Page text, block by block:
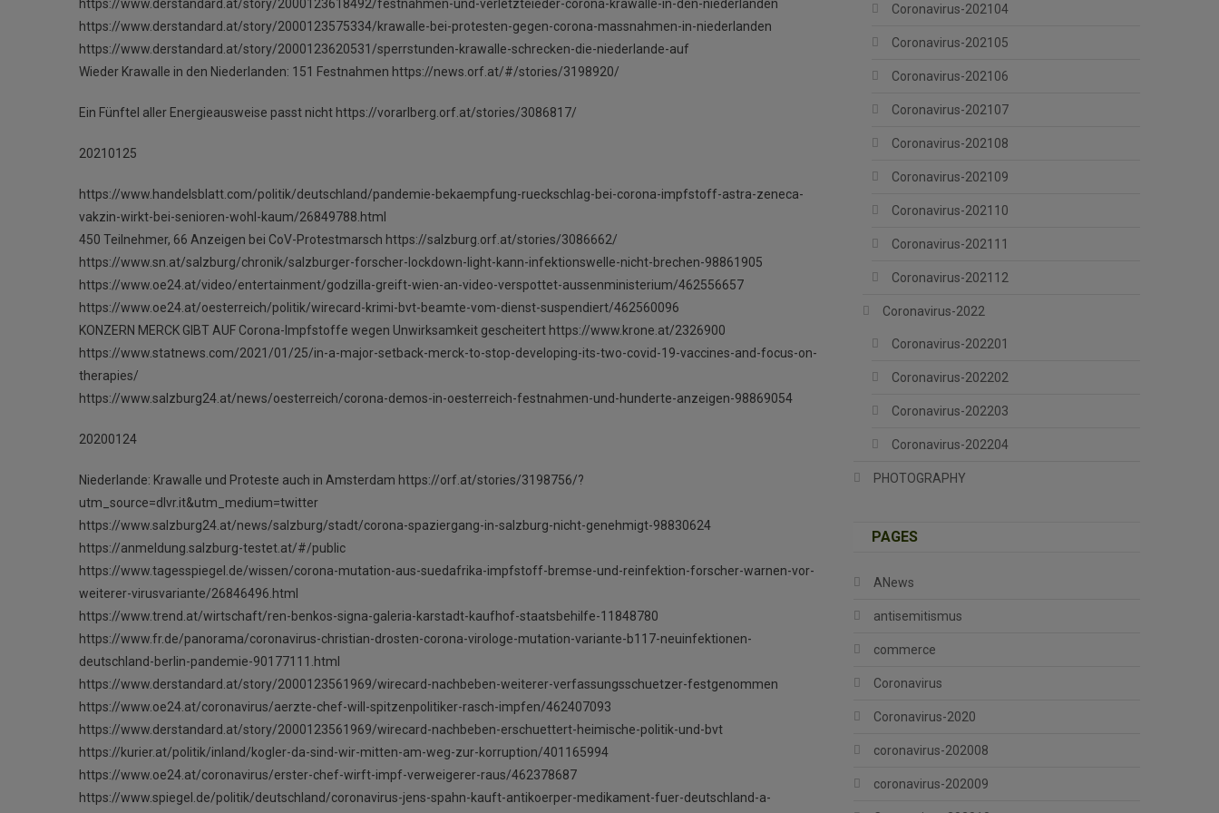
https://www.derstandard.at/story/2000123618492/festnahmen-und-verletzteieder-corona-krawalle-in-den-niederlanden
https://www.derstandard.at/story/2000123575334/krawalle-bei-protesten-gegen-corona-massnahmen-in-niederlanden
https://www.derstandard.at/story/2000123620531/sperrstunden-krawalle-schrecken-die-niederlande-auf
Wieder Krawalle in den Niederlanden: 151 Festnahmen https://news.orf.at/#/stories/3198920/
Ein Fünftel aller Energieausweise passt nicht https://vorarlberg.orf.at/stories/3086817/
20210125
https://www.handelsblatt.com/politik/deutschland/pandemie-bekaempfung-rueckschlag-bei-corona-impfstoff-astra-zeneca-
vakzin-wirkt-bei-senioren-wohl-kaum/26849788.html
450 Teilnehmer, 66 Anzeigen bei CoV-Protestmarsch https://salzburg.orf.at/stories/3086662/
https://www.sn.at/salzburg/chronik/salzburger-forscher-lockdown-light-kann-infektionswelle-nicht-brechen-98861905
https://www.oe24.at/video/entertainment/godzilla-greift-wien-an-video-verspottet-aussenministerium/462556657
https://www.oe24.at/oesterreich/politik/wirecard-krimi-bvt-beamte-vom-dienst-suspendiert/462560096
KONZERN MERCK GIBT AUF Corona-Impfstoffe wegen Unwirksamkeit gescheitert https://www.krone.at/2326900
https://www.statnews.com/2021/01/25/in-a-major-setback-merck-to-stop-developing-its-two-covid-19-vaccines-and-focus-on-
therapies/
https://www.salzburg24.at/news/oesterreich/corona-demos-in-oesterreich-festnahmen-und-hunderte-anzeigen-98869054
20200124
Niederlande: Krawalle und Proteste auch in Amsterdam https://orf.at/stories/3198756/?
utm_source=dlvr.it&utm_medium=twitter
https://www.salzburg24.at/news/salzburg/stadt/corona-spaziergang-in-salzburg-nicht-genehmigt-98830624
https://anmeldung.salzburg-testet.at/#/public
https://www.tagesspiegel.de/wissen/corona-mutation-aus-suedafrika-impfstoff-bremse-und-reinfektion-forscher-warnen-vor-
weiterer-virusvariante/26846496.html
https://www.trend.at/wirtschaft/ren-benkos-signa-galeria-karstadt-kaufhof-staatsbehilfe-11848780
https://www.fr.de/panorama/coronavirus-christian-drosten-corona-virologe-mutation-variante-b117-neuinfektionen-
deutschland-berlin-pandemie-90177111.html
https://www.derstandard.at/story/2000123561969/wirecard-nachbeben-weiterer-verfassungsschuetzer-festgenommen
https://www.oe24.at/coronavirus/aerzte-chef-will-spitzenpolitiker-rasch-impfen/462407093
https://www.derstandard.at/story/2000123561969/wirecard-nachbeben-erschuettert-heimische-politik-und-bvt
https://kurier.at/politik/inland/kogler-da-sind-wir-mitten-am-weg-zur-korruption/401165994
https://www.oe24.at/coronavirus/erster-chef-wirft-impf-verweigerer-raus/462378687
https://www.spiegel.de/politik/deutschland/coronavirus-jens-spahn-kauft-antikoerper-medikament-fuer-deutschland-a-
Coronavirus-202104
Coronavirus-202105
Coronavirus-202106
Coronavirus-202107
Coronavirus-202108
Coronavirus-202109
Coronavirus-202110
Coronavirus-202111
Coronavirus-202112
Coronavirus-2022
Coronavirus-202201
Coronavirus-202202
Coronavirus-202203
Coronavirus-202204
PHOTOGRAPHY
PAGES
ANews
antisemitismus
commerce
Coronavirus
Coronavirus-2020
coronavirus-202008
coronavirus-202009